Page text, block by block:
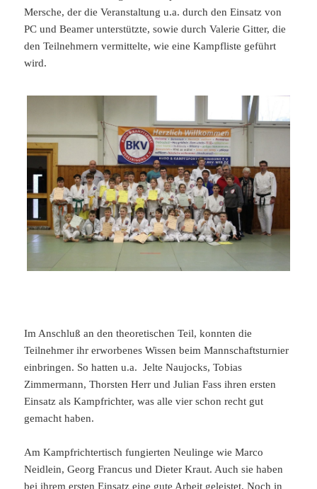
Mersche, der die Veranstaltung u.a. durch den Einsatz von
PC und Beamer unterstützte, sowie durch Valerie Gitter, die
den Teilnehmern vermittelte, wie eine Kampfliste geführt
wird.
Im Anschluß an den theoretischen Teil, konnten die
Teilnehmer ihr erworbenes Wissen beim Mannschaftsturnier
einbringen. So hatten u.a. Jelte Naujocks, Tobias
Zimmermann, Thorsten Herr und Julian Fass ihren ersten
Einsatz als Kampfrichter, was alle vier schon recht gut
gemacht haben.
Am Kampfrichtertisch fungierten Neulinge wie Marco
Neidlein, Georg Francus und Dieter Kraut. Auch sie haben
bei ihrem ersten Einsatz eine gute Arbeit geleistet. Noch in